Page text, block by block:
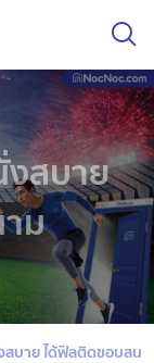
สบาย
ม
บาย ได้ฟิลติดขอบสน